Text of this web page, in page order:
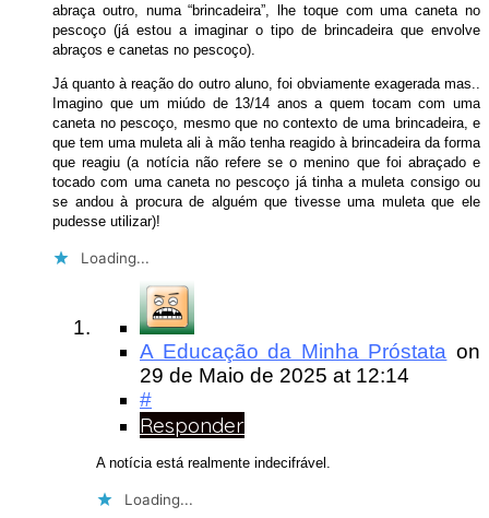
abraça outro, numa “brincadeira”, lhe toque com uma caneta no
pescoço (já estou a imaginar o tipo de brincadeira que envolve
abraços e canetas no pescoço).
Já quanto à reação do outro aluno, foi obviamente exagerada mas..
Imagino que um miúdo de 13/14 anos a quem tocam com uma
caneta no pescoço, mesmo que no contexto de uma brincadeira, e
que tem uma muleta ali à mão tenha reagido à brincadeira da forma
que reagiu (a notícia não refere se o menino que foi abraçado e
tocado com uma caneta no pescoço já tinha a muleta consigo ou
se andou à procura de alguém que tivesse uma muleta que ele
pudesse utilizar)!
Loading...
A Educação da Minha Próstata on
29 de Maio de 2025 at 12:14
#
Responder
A notícia está realmente indecifrável.
Loading...